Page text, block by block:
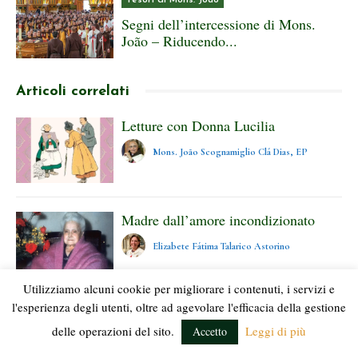
Segni dell’intercessione di Mons.
João – Riducendo...
Articoli correlati
Letture con Donna Lucilia
Mons. João Scognamiglio Clá Dias, EP
Madre dall’amore incondizionato
Elizabete Fátima Talarico Astorino
«Mi congratulo con lei per il figlio...
Mons. João Scognamiglio Clá Dias, EP
Utilizziamo alcuni cookie per migliorare i contenuti, i servizi e
l'esperienza degli utenti, oltre ad agevolare l'efficacia della gestione
delle operazioni del sito.
Accetto Leggi di più